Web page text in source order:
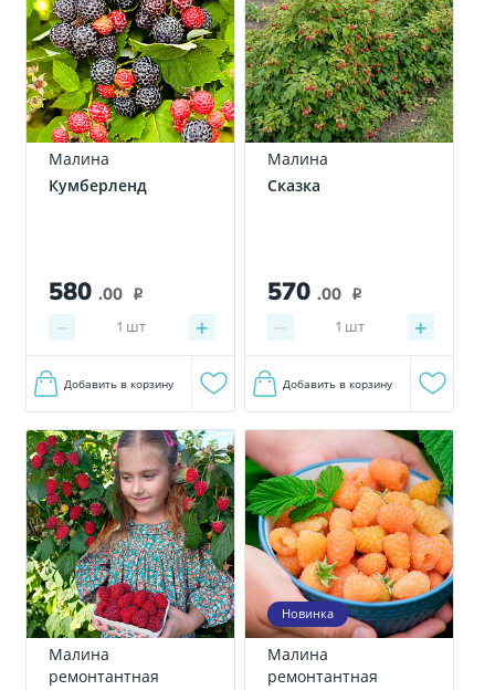
Малина
Кумберленд
580 .00 i
− +
1 шт
Добавить в корзину
Малина
Сказка
570 .00 i
− +
1 шт
Добавить в корзину
Малина
ремонтантная
Новинка
Малина
ремонтантная